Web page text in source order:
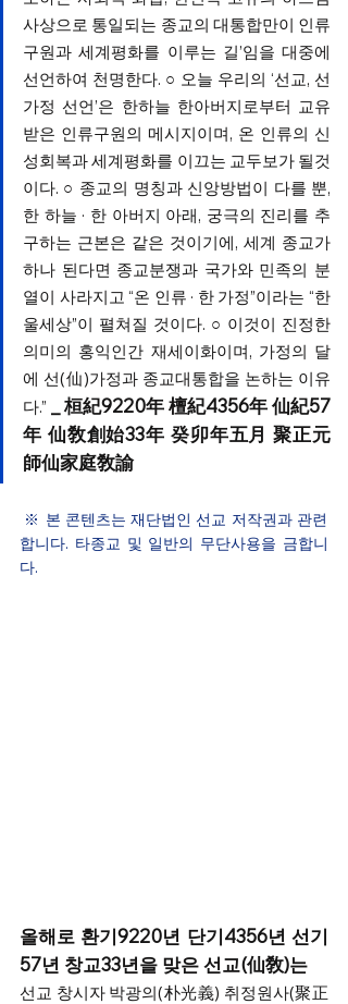
사상으로 통일되는 종교의 대통합만이 인류
구원과 세계평화를 이루는 길’임을 대중에
선언하여 천명한다. ○ 오늘 우리의 ‘선교, 선
가정 선언’은 한하늘 한아버지로부터 교유
받은 인류구원의 메시지이며, 온 인류의 신
성회복과 세계평화를 이끄는 교두보가 될것
이다. ○ 종교의 명칭과 신앙방법이 다를 뿐,
한 하늘 · 한 아버지 아래, 궁극의 진리를 추
구하는 근본은 같은 것이기에, 세계 종교가
하나 된다면 종교분쟁과 국가와 민족의 분
열이 사라지고 “온 인류 · 한 가정”이라는 “한
울세상”이 펼쳐질 것이다. ○ 이것이 진정한
의미의 홍익인간 재세이화이며, 가정의 달
에 선(仙)가정과 종교대통합을 논하는 이유
다.”
_ 桓紀9220年 檀紀4356年 仙紀57
年 仙敎創始33年 癸卯年五月 聚正元
師仙家庭敎諭
※ 본 콘텐츠는 재단법인 선교 저작권과 관련
합니다. 타종교 및 일반의 무단사용을 금합니
다.
올해로 환기9220년 단기4356년 선기
57년 창교33년을 맞은 선교(仙敎)는
선교 창시자 박광의(朴光義) 취정원사(聚正